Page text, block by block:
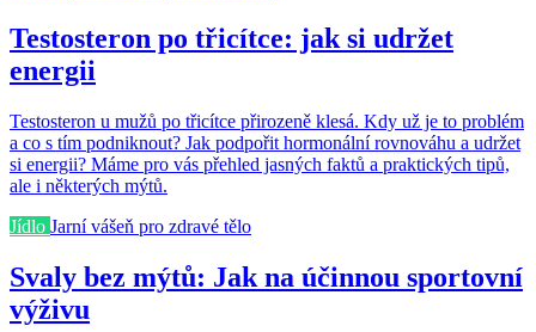
Testosteron po třicítce: jak si udržet
energii
Testosteron u mužů po třicítce přirozeně klesá. Kdy už je to problém
a co s tím podniknout? Jak podpořit hormonální rovnováhu a udržet
si energii? Máme pro vás přehled jasných faktů a praktických tipů,
ale i některých mýtů.
Jídlo Jarní vášeň pro zdravé tělo
Svaly bez mýtů: Jak na účinnou sportovní
výživu